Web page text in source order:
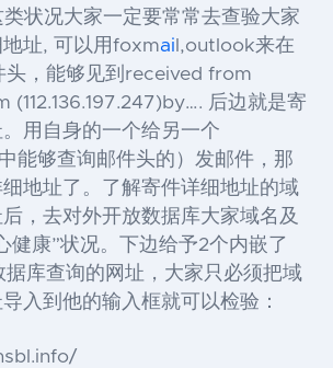
类状况大家一定要常常去查验大家
址, 可以用foxmai l,outlook来在
，能够见到 received from
(112.136.197.247)by…. 后边就是寄
用自身的一个给另一个
能够查询邮件头的）发邮件，那
地址了。了解寄件详细地址的域
，去对外开放数据库大家域名及
健康”状况。下边给予2个内嵌了
据库查询的网址，大家只必须把域
入到他的输入框就可以检验：